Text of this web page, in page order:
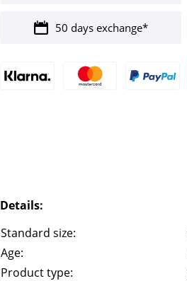
50 days exchange*
Details:
Standard size:
Age:
Product type: